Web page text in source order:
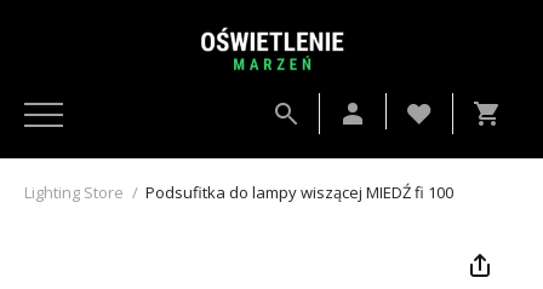
Lighting Store / Podsufitka do lampy wiszącej MIEDŹ fi 100